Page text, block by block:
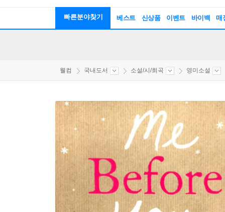
빠른분야찾기 베스트 신상품 이벤트 바이백 매
웰컴 국내도서 소설/시/희곡 영미소설